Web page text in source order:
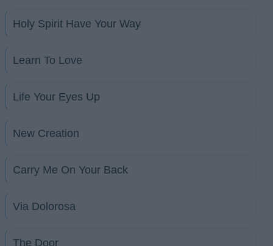
Holy Spirit Have Your Way
Learn To Love
Life Your Eyes Up
New Creation
Carry Me On Your Back
Via Dolorosa
The Door